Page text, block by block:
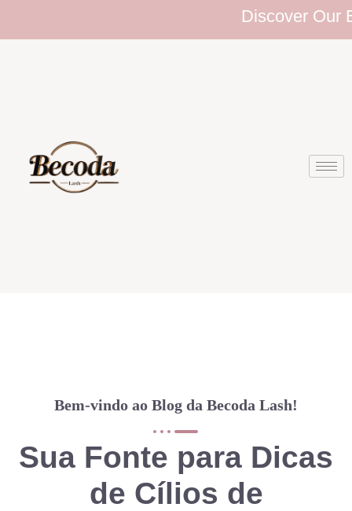
Discover Our
Bem-vindo ao Blog da Becoda Lash!
Sua Fonte para Dicas
de Cílios de